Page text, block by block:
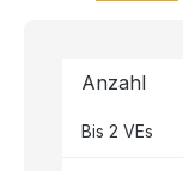
Anzahl
Bis 2 VEs